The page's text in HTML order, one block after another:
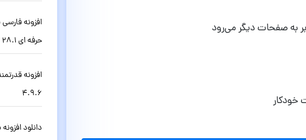
به صفحات دیگر می‌رود
خودکار
حرفه ای 28.1
4.9.6